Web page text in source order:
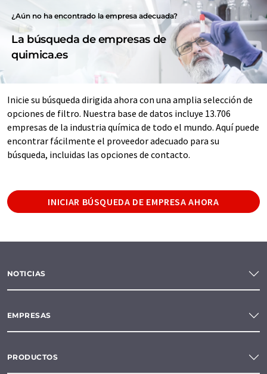
¿Aún no ha encontrado la empresa adecuada?
La búsqueda de empresas de
quimica.es
Inicie su búsqueda dirigida ahora con una amplia selección de
opciones de filtro. Nuestra base de datos incluye 13.706
empresas de la industria química de todo el mundo. Aquí puede
encontrar fácilmente el proveedor adecuado para su
búsqueda, incluidas las opciones de contacto.
INICIAR BÚSQUEDA DE EMPRESA AHORA
NOTICIAS
EMPRESAS
PRODUCTOS